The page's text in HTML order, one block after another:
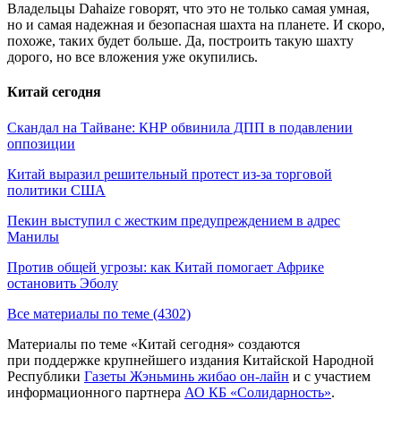
Владельцы Dahaize говорят, что это не только самая умная,
но и самая надежная и безопасная шахта на планете. И скоро,
похоже, таких будет больше. Да, построить такую шахту
дорого, но все вложения уже окупились.
Китай сегодня
Скандал на Тайване: КНР обвинила ДПП в подавлении
оппозиции
Китай выразил решительный протест из-за торговой
политики США
Пекин выступил с жестким предупреждением в адрес
Манилы
Против общей угрозы: как Китай помогает Африке
остановить Эболу
Все материалы по теме (4302)
Материалы по теме «Китай сегодня» создаются
при поддержке крупнейшего издания Китайской Народной
Республики Газеты Жэньминь жибао он-лайн и с участием
информационного партнера АО КБ «Солидарность».